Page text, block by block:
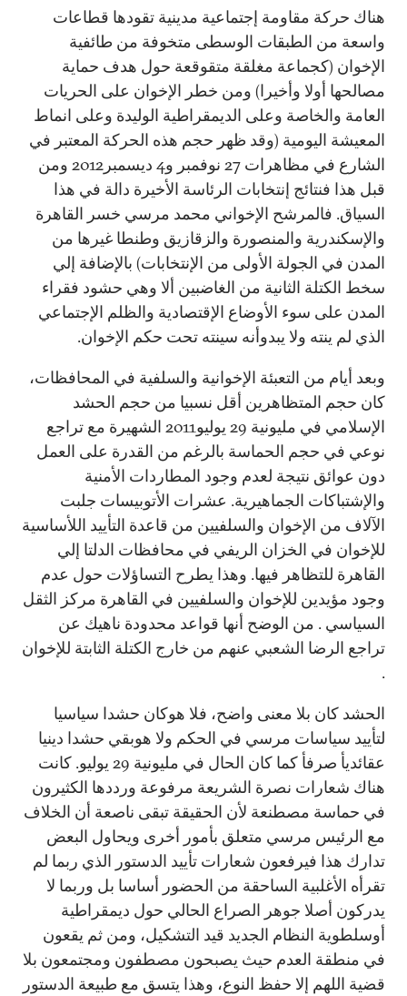
هناك حركة مقاومة إجتماعية مدينية تقودها قطاعات
واسعة من الطبقات الوسطى متخوفة من طائفية
الإخوان (كجماعة مغلقة متقوقعة حول هدف حماية
مصالحها أولا وأخيرا) ومن خطر الإخوان على الحريات
العامة والخاصة وعلى الديمقراطية الوليدة وعلى انماط
المعيشة اليومية (وقد ظهر حجم هذه الحركة المعتبر في
الشارع في مظاهرات 27 نوفمبر و4 ديسمبر2012 ومن
قبل هذا فنتائج إنتخابات الرئاسة الأخيرة دالة في هذا
السياق. فالمرشح الإخواني محمد مرسي خسر القاهرة
والإسكندرية والمنصورة والزقازيق وطنطا غيرها من
المدن في الجولة الأولى من الإنتخابات) بالإضافة إلي
سخط الكتلة الثانية من الغاضبين ألا وهي حشود فقراء
المدن على سوء الأوضاع الإقتصادية والظلم الإجتماعي
الذي لم ينته ولا يبدوأنه سينته تحت حكم الإخوان.
وبعد أيام من التعبئة الإخوانية والسلفية في المحافظات،
كان حجم المتظاهرين أقل نسبيا من حجم الحشد
الإسلامي في مليونية 29 يوليو2011 الشهيرة مع تراجع
نوعي في حجم الحماسة بالرغم من القدرة على العمل
دون عوائق نتيجة لعدم وجود المطاردات الأمنية
والإشتباكات الجماهيرية. عشرات الأتوبيسات جلبت
الآلاف من الإخوان والسلفيين من قاعدة التأييد اللأساسية
للإخوان في الخزان الريفي في محافظات الدلتا إلي
القاهرة للتظاهر فيها. وهذا يطرح التساؤلات حول عدم
وجود مؤيدين للإخوان والسلفيين في القاهرة مركز الثقل
السياسي . من الوضح أنها قواعد محدودة ناهيك عن
تراجع الرضا الشعبي عنهم من خارج الكتلة الثابتة للإخوان
.
الحشد كان بلا معنى واضح، فلا هوكان حشدا سياسيا
لتأييد سياسات مرسي في الحكم ولا هوبقي حشدا دينيا
عقائديأ صرفأ كما كان الحال في مليونية 29 يوليو. كانت
هناك شعارات نصرة الشريعة مرفوعة ورددها الكثيرون
في حماسة مصطنعة لأن الحقيقة تبقى ناصعة أن الخلاف
مع الرئيس مرسي متعلق بأمور أخرى ويحاول البعض
تدارك هذا فيرفعون شعارات تأييد الدستور الذي ربما لم
تقرأه الأغلبية الساحقة من الحضور أساسا بل وربما لا
يدركون أصلا جوهر الصراع الحالي حول ديمقراطية
أوسلطوية النظام الجديد قيد التشكيل، ومن ثم يقعون
في منطقة العدم حيث يصبحون مصطفون ومجتمعون بلا
قضية اللهم إلا حفظ النوع، وهذا يتسق مع طبيعة الدستور